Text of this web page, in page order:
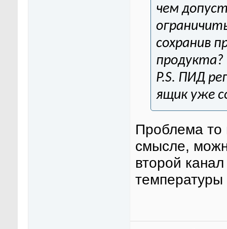
чем
сохранив
продукта?
P.S. ПИД
ящик уже
Проблема то
смысле,
второй